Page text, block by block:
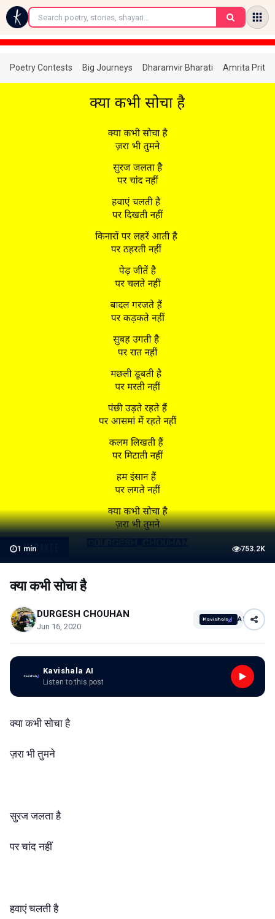
←
Poetry Contests Big Journeys Dharamvir Bharati Amrita
1 min 753.2K
क्या कभी सोचा है
DURGESH CHOUHAN
Jun 16, 2020
AI
Kavishala AI
Listen to this post
क्या कभी सोचा है
ज़रा भी तुमने
सुरज जलता है
पर चांद नहीं
हवाएं चलती है